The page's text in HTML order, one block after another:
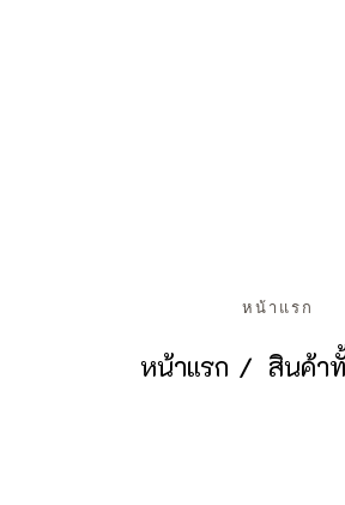
หน้าแรก
หน้าแรก สินค้า